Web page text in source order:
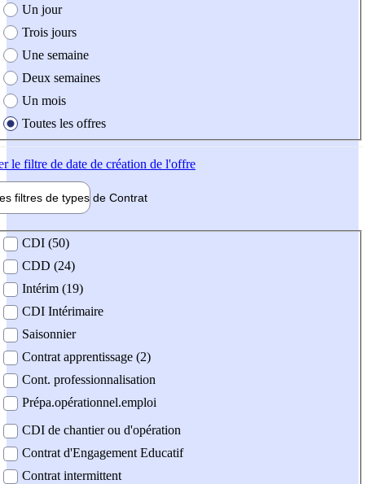
création de l'offre
Un jour
Trois jours
Une semaine
Deux semaines
Un mois
Toutes les offres
le filtre de date de création de l'offre
filtres de types de Contrat
contrat
CDI (50)
CDD (24)
Intérim (19)
CDI Intérimaire
Saisonnier
Contrat apprentissage (2)
Cont. professionnalisation
Prépa.opérationnel.emploi
CDI de chantier ou d'opération
Contrat d'Engagement Educatif
Contrat intermittent